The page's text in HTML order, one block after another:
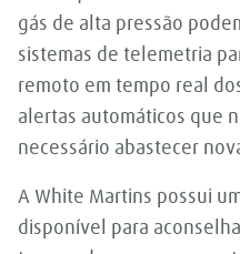
gás de alta pressão
sistemas de telemetria
remoto em tempo real
alertas automáticos que
necessário abastecer
A White Martins possui
disponível para